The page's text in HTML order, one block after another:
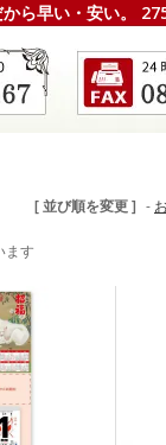
ら早い・安い。
[ 並び順を変更 ] -
ます